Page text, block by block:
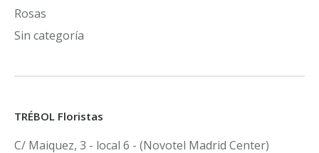
Rosas
Sin categoría
TRÉBOL Floristas
C/ Maiquez, 3 - local 6 - (Novotel Madrid Center)